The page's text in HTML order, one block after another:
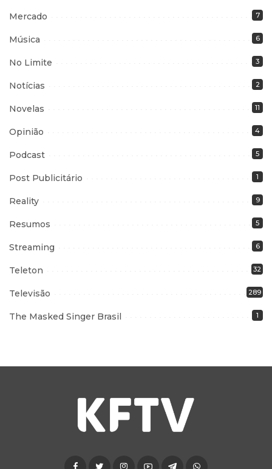
Mercado 7
Música 6
No Limite 3
Notícias 2
Novelas 11
Opinião 4
Podcast 5
Post Publicitário 1
Reality 9
Resumos 5
Streaming 6
Teleton 32
Televisão 289
The Masked Singer Brasil 1